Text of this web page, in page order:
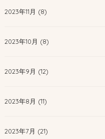
2023年11月 (8)
2023年10月 (8)
2023年9月 (12)
2023年8月 (11)
2023年7月 (21)